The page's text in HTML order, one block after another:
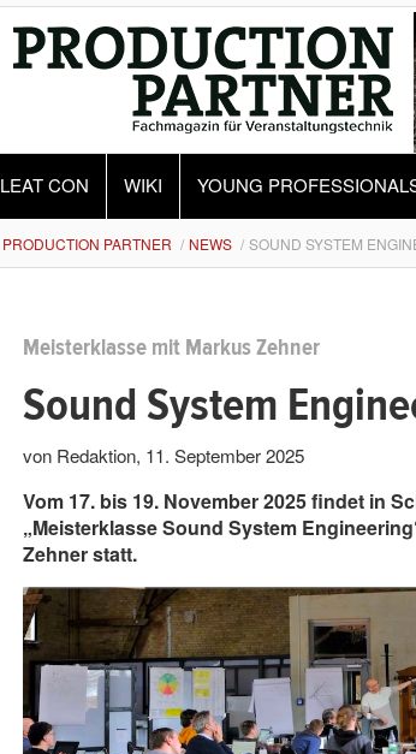
LEAT CON WIKI YOUNG
PRODUCTION PARTNER NEWS SOUND SYSTEM
Meisterklasse mit Markus Zehner
Sound System
von Redaktion, 11. September 2025
Vom 17. bis 19. November 2025 findet in
„Meisterklasse Sound System
Zehner statt.